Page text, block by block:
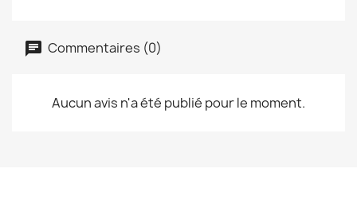
Commentaires (0)
Aucun avis n'a été publié pour le moment.